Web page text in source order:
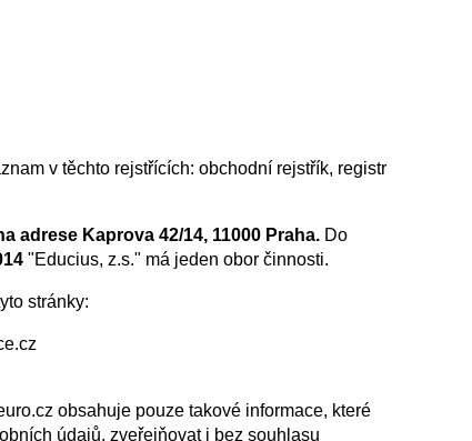
v těchto rejstřících: obchodní rejstřík, registr
adrese Kaprova 42/14, 11000 Praha. Do
"Educius, z.s." má jeden obor činnosti.
stránky:
obsahuje pouze takové informace, které
údajů, zveřejňovat i bez souhlasu